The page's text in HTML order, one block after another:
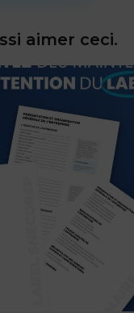
aimer ceci.